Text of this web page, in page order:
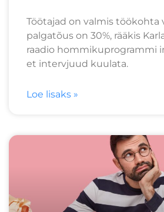
Töötajad on valmis töökohta
palgatõus on 30%, rääkis
raadio hommikuprogrammi
et intervjuud kuulata.
Loe lisaks »